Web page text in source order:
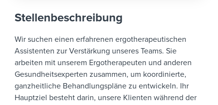
Stellenbeschreibung
Wir suchen einen erfahrenen ergotherapeutischen
Assistenten zur Verstärkung unseres Teams. Sie
arbeiten mit unserem Ergotherapeuten und anderen
Gesundheitsexperten zusammen, um koordinierte,
ganzheitliche Behandlungspläne zu entwickeln. Ihr
Hauptziel besteht darin, unsere Klienten während der